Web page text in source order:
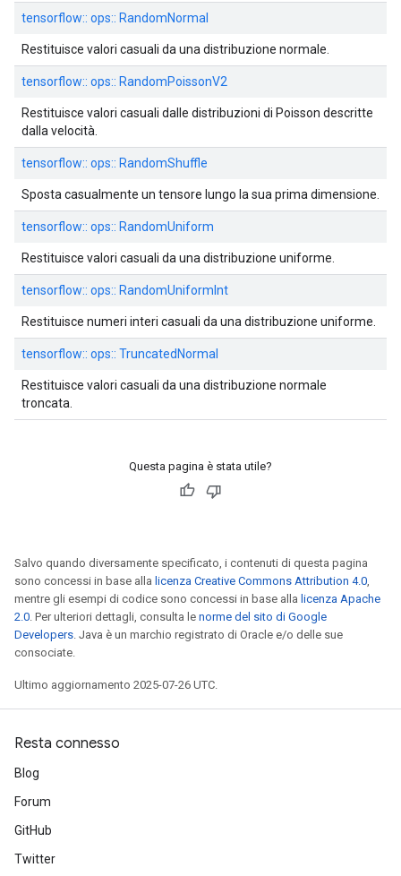
tensorflow:: ops:: RandomNormal
Restituisce valori casuali da una distribuzione normale.
tensorflow:: ops:: RandomPoissonV2
Restituisce valori casuali dalle distribuzioni di Poisson descritte
dalla velocità.
tensorflow:: ops:: RandomShuffle
Sposta casualmente un tensore lungo la sua prima dimensione.
tensorflow:: ops:: RandomUniform
Restituisce valori casuali da una distribuzione uniforme.
tensorflow:: ops:: RandomUniformInt
Restituisce numeri interi casuali da una distribuzione uniforme.
tensorflow:: ops:: TruncatedNormal
Restituisce valori casuali da una distribuzione normale
troncata.
Questa pagina è stata utile?
Salvo quando diversamente specificato, i contenuti di questa pagina
sono concessi in base alla licenza Creative Commons Attribution 4.0,
mentre gli esempi di codice sono concessi in base alla licenza Apache
2.0. Per ulteriori dettagli, consulta le norme del sito di Google
Developers. Java è un marchio registrato di Oracle e/o delle sue
consociate.
Ultimo aggiornamento 2025-07-26 UTC.
Resta connesso
Blog
Forum
GitHub
Twitter